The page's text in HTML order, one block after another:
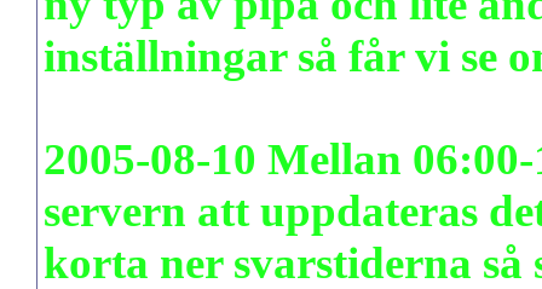
inställningar så får vi se
2005-08-10 Mellan
servern att uppdateras
korta ner svarstiderna